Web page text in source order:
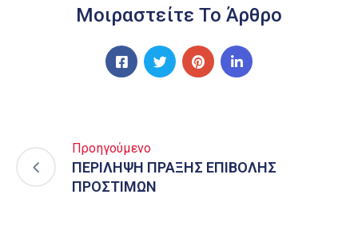
Μοιραστείτε Το Άρθρο
Προηγούμενο
ΠΕΡΙΛΗΨΗ ΠΡΑΞΗΣ ΕΠΙΒΟΛΗΣ
ΠΡΟΣΤΙΜΩΝ